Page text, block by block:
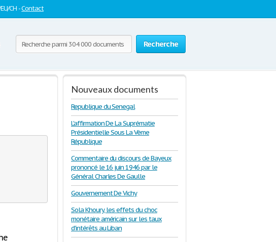
CH -Contact
Recherche
Nouveaux documents
Republique du Senegal
L'affirmation De La Suprématie
Présidentielle Sous La Vème
République
Commentaire du discours de Bayeux
prononcé le 16 juin 1946 par le
Général Charles De Gaulle
Gouvernement De Vichy
Sola Khoury, les effets du choc
monétaire américain sur les taux
d'intérêts au Liban